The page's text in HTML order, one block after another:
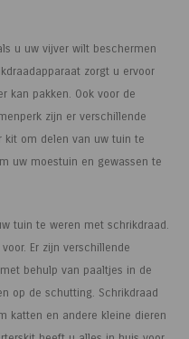
u uw vijver wilt beschermen
zorgt u ervoor
kan pakken. Ook voor de
zijn er verschillende
kit om delen van uw tuin te
uw moestuin en gewassen te
tuin te weren met schrikdraad.
Er zijn verschillende
behulp van paaltjes in de
op de schutting. Schrikdraad
katten en andere kleine dieren